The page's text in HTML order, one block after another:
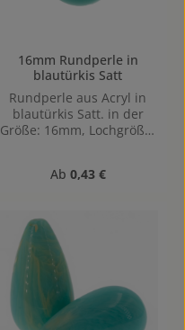
16mm Rundperle in
blautürkis Satt
Rundperle aus Acryl in
blautürkis Satt. in der
Größe: 16mm, Lochgröße:
Regulärer Preis:
Ab 0,43 €